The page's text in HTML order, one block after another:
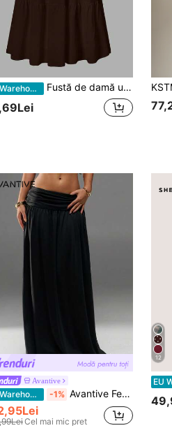
EU Warehouse Fustă de damă uni, minimalistă, versatilă, cu voluri la orlat, efect bubble și aspect crinkled, semi-transparentă, pentru vară, stil Vacationcore
Avantive
EU Warehouse -1% Avantive Femei de vară romantic anii '90 afaceri casual casual Y2k Club Office stil vechi stradă uzură primăvară pauză burlacilor concert fustă maxi neagră
Cel mai mic pret
12